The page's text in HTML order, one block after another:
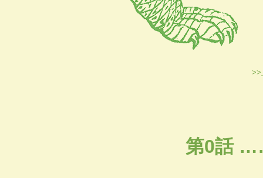
第0話
>>